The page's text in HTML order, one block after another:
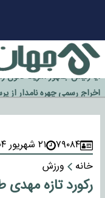
چرا طلا دوباره افزایشی شد؟
اخراج رسمی چهره نامدار از
سازمان اطلاعات سپاه:
خورد
۷۹۰۸۴ ۲۱ شهریور ۱۴۰۴
خانه
ورزش
رکورد تازه مهدی